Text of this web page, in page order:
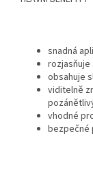
snadná
obsahuje
viditelně
vhodné
bezpečné